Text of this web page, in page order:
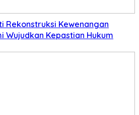
Rekonstruksi Kewenangan
Wujudkan Kepastian Hukum